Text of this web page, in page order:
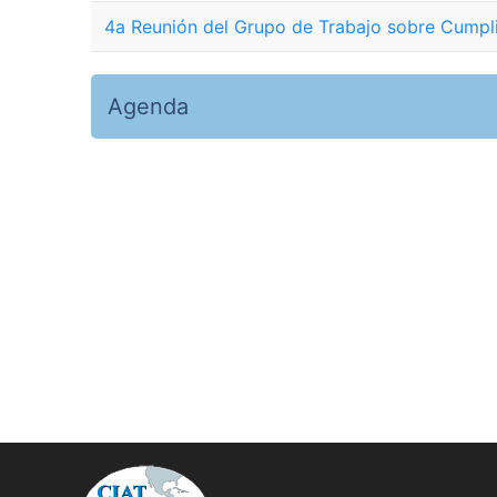
4a Reunión del Grupo de Trabajo sobre
Agenda